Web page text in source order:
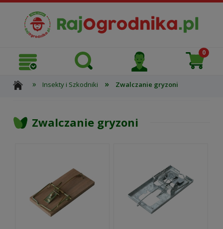
» Insekty i Szkodniki » Zwalczanie gryzoni
Zwalczanie gryzoni